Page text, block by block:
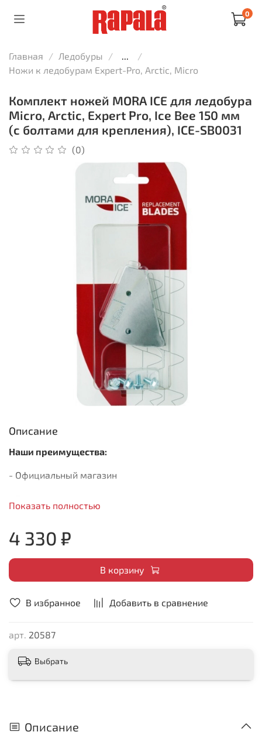
0
Главная Ледобуры
...
Ножи к ледобурам Expert-Pro, Arctic, Micro
Комплект ножей MORA ICE для ледобура
Micro, Arctic, Expert Pro, Ice Bee 150 мм
(с болтами для крепления), ICE-SB0031
(0)
В избранное Добавить в сравнение
арт. 20587
Описание
Наши преимущества:
- Официальный магазин
Показать полностью
4 330 ₽
В корзину
Выбрать
Описание